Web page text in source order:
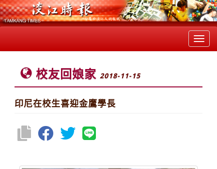
校友回娘家 2018-11-15
印尼在校生喜迎金鷹學長